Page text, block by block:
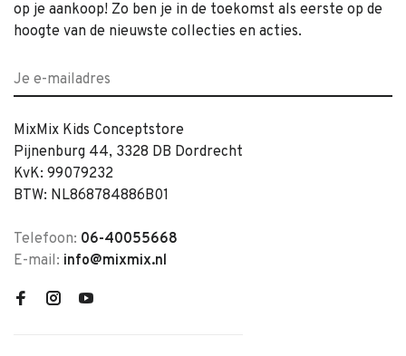
op je aankoop! Zo ben je in de toekomst als eerste op de
hoogte van de nieuwste collecties en acties.
MixMix Kids Conceptstore
Pijnenburg 44, 3328 DB Dordrecht
KvK: 99079232
BTW: NL868784886B01
Telefoon: 06-40055668
E-mail: info@mixmix.nl